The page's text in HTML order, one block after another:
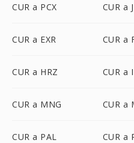
CUR a PCX CUR a
CUR a EXR CUR a
CUR a HRZ CUR a
CUR a MNG CUR a
CUR a PAL CUR a